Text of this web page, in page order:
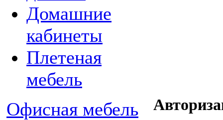
Домашние
кабинеты
Плетеная
мебель
Офисная мебель